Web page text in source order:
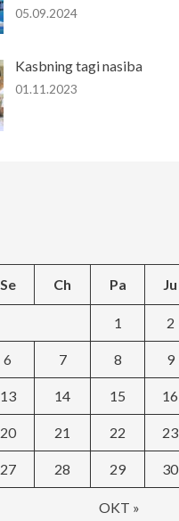
05.09.2024
Kasbning tagi nasiba
01.11.2023
Se Ch Pa Ju
OKT »
1 2
6 7 8 9
13 14 15 16
20 21 22 23
27 28 29 30